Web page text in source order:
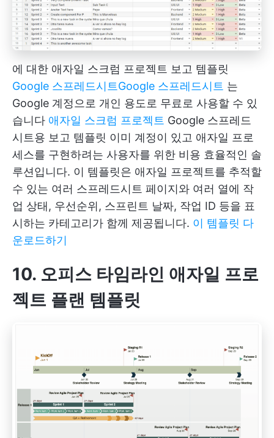
에 대한 애자일 스크럼 프로젝트 보고 템플릿
Google 스프레드시트Google 스프레드시트 는
Google 계정으로 개인 용도로 무료로 사용할 수 있
습니다 애자일 스크럼 프로젝트 Google 스프레드
시트용 보고 템플릿 이미 계정이 있고 애자일 프로
세스를 구현하려는 사용자를 위한 비용 효율적인 솔
루션입니다. 이 템플릿은 애자일 프로젝트를 추적할
수 있는 여러 스프레드시트 페이지와 여러 열에 작
업 상태, 우선순위, 스프린트 날짜, 작업 ID 등을 표
시하는 카테고리가 함께 제공됩니다. 이 템플릿 다
운로드하기
10. 오피스 타임라인 애자일 프로
젝트 플랜 템플릿